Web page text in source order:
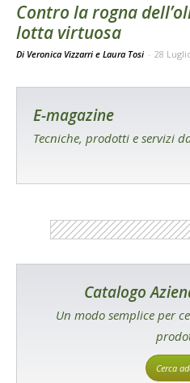
Contro la rogna
lotta virtuosa
Di Veronica Vizzarri e Laura Tosi - 28
E-magazine
Tecniche, prodotti e servizi
Catalogo
Un modo semplice per
Cerca